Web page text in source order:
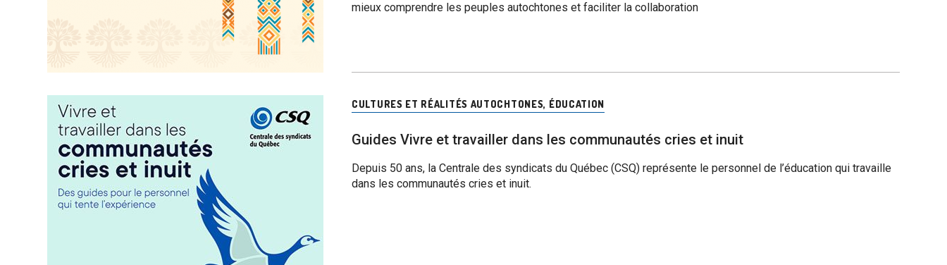
mieux comprendre les peuples autochtones et faciliter la collaboration
CULTURES ET RÉALITÉS AUTOCHTONES, ÉDUCATION
Guides Vivre et travailler dans les communautés cries et inuit
Depuis 50 ans, la Centrale des syndicats du Québec (CSQ) représente le personnel de l’éducation qui travaille
dans les communautés cries et inuit.